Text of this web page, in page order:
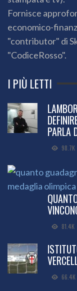
Fornisce
economico-
"contributor" di
"CodiceRosso".
I PIÙ LETTI
PARLA
98.7K
81.4K
66.4K